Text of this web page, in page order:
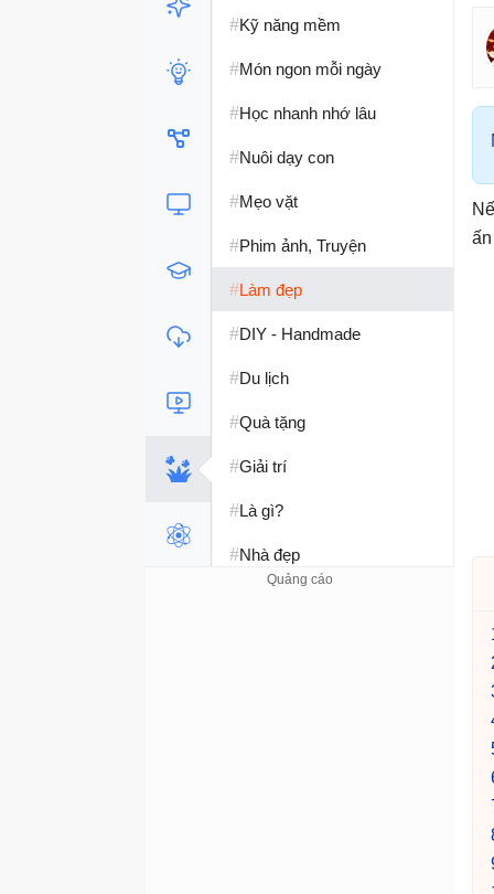
#Kỹ năng mềm
#Món ngon mỗi ngày
#Học nhanh nhớ lâu
#Nuôi dạy con
#Mẹo vặt
#Phim ảnh, Truyện
#Làm đẹp
#DIY - Handmade
#Du lịch
#Quà tặng
#Giải trí
#Là gì?
#Nhà đẹp